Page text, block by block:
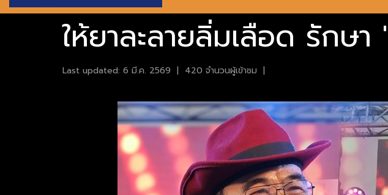
ให้ยาละลายลิ่มเลือด รักษ
Last updated: 6 มี.ค. 2569 | 420 จำนวนผู้เข้าชม |